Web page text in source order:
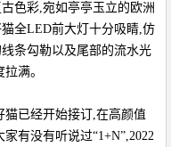
色彩,宛如亭亭玉立的欧洲
全LED前大灯十分吸睛,仿
条勾勒以及尾部的流水光
满。
猫已经开始接订,在高颜值
有没有听说过“1+N”,2022